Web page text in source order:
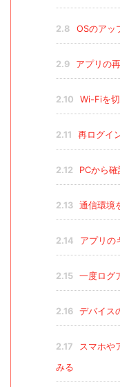
2.8 OSのアッ
2.9 アプリの
2.10 Wi-Fiを
2.11 再ログイ
2.12 PCから
2.13 通信環境
2.14 アプリの
2.15 一度ログ
2.16 デバイス
2.17
スマホや
みる